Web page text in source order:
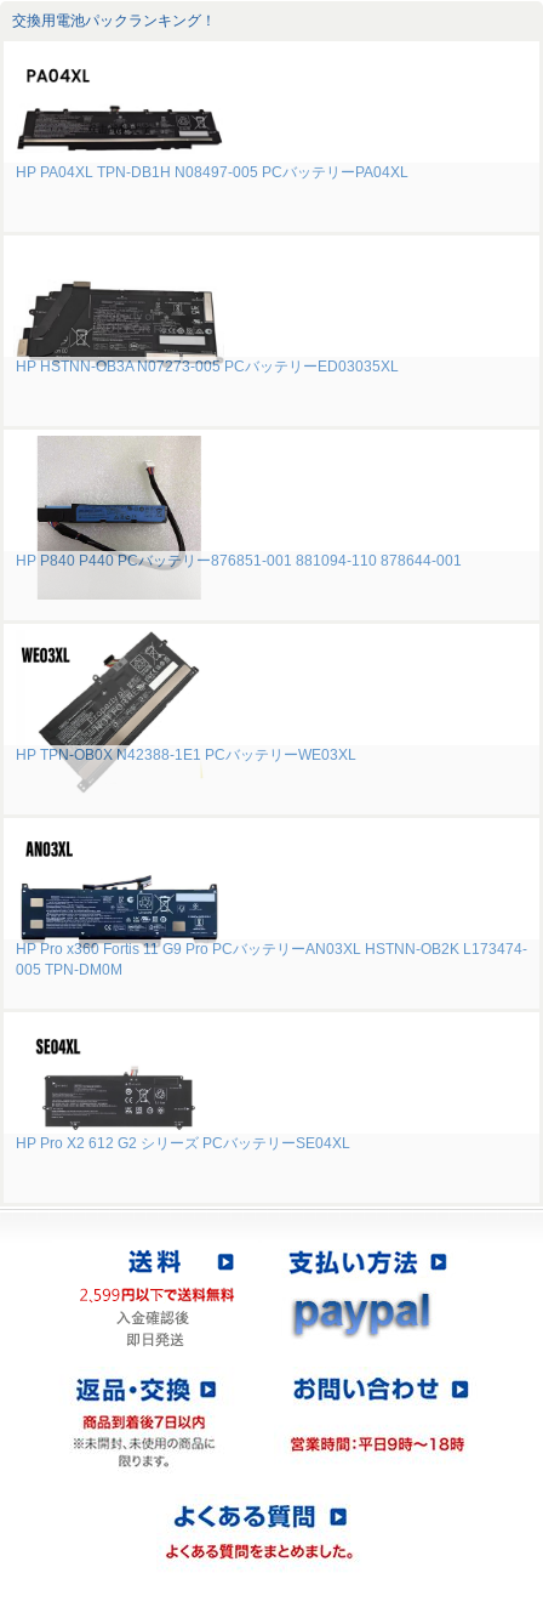
交換用電池パックランキング！
HP PA04XL TPN-DB1H N08497-005 PCバッテリーPA04XL
HP HSTNN-OB3A N07273-005 PCバッテリーED03035XL
HP P840 P440 PCバッテリー876851-001 881094-110 878644-001
HP TPN-OB0X N42388-1E1 PCバッテリーWE03XL
HP Pro x360 Fortis 11 G9 Pro PCバッテリーAN03XL HSTNN-OB2K L173474-
005 TPN-DM0M
HP Pro X2 612 G2 シリーズ PCバッテリーSE04XL